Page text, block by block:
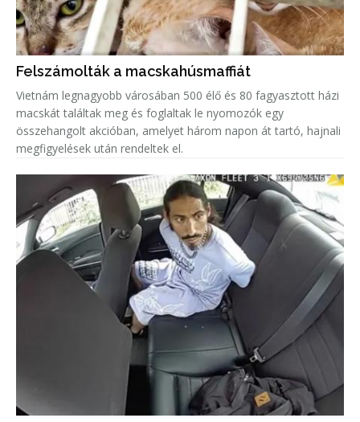
Felszámolták a macskahúsmaffiát
Vietnám legnagyobb városában 500 élő és 80 fagyasztott házi
macskát találtak meg és foglaltak le nyomozók egy
összehangolt akcióban, amelyet három napon át tartó, hajnali
megfigyelések után rendeltek el.